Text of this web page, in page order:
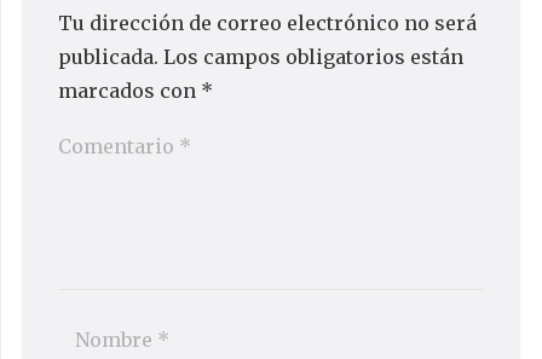
Tu dirección de correo electrónico no será
publicada. Los campos obligatorios están
marcados con *